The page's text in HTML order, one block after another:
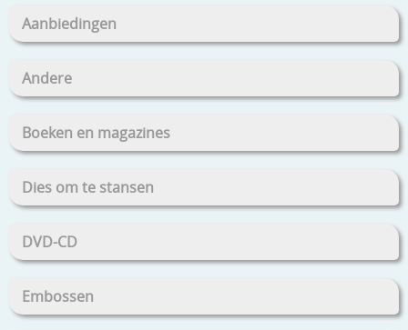
Aanbiedingen
Andere
Boeken en magazines
Dies om te stansen
DVD-CD
Embossen